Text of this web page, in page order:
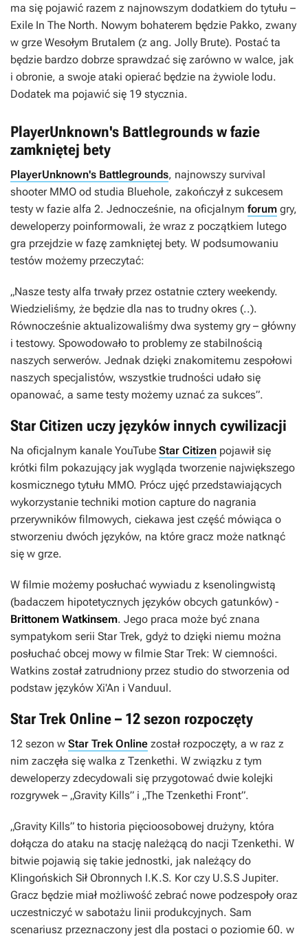
ma się pojawić razem z najnowszym dodatkiem do tytułu –
Exile In The North. Nowym bohaterem będzie Pakko, zwany
w grze Wesołym Brutalem (z ang. Jolly Brute). Postać ta
będzie bardzo dobrze sprawdzać się zarówno w walce, jak
i obronie, a swoje ataki opierać będzie na żywiole lodu.
Dodatek ma pojawić się 19 stycznia.
PlayerUnknown's Battlegrounds w fazie
zamkniętej bety
PlayerUnknown's Battlegrounds, najnowszy survival
shooter MMO od studia Bluehole, zakończył z sukcesem
testy w fazie alfa 2. Jednocześnie, na oficjalnym forum gry,
deweloperzy poinformowali, że wraz z początkiem lutego
gra przejdzie w fazę zamkniętej bety. W podsumowaniu
testów możemy przeczytać:
„Nasze testy alfa trwały przez ostatnie cztery weekendy.
Wiedzieliśmy, że będzie dla nas to trudny okres (..).
Równocześnie aktualizowaliśmy dwa systemy gry – główny
i testowy. Spowodowało to problemy ze stabilnością
naszych serwerów. Jednak dzięki znakomitemu zespołowi
naszych specjalistów, wszystkie trudności udało się
opanować, a same testy możemy uznać za sukces”.
Star Citizen uczy języków innych cywilizacji
Na oficjalnym kanale YouTube Star Citizen pojawił się
krótki film pokazujący jak wygląda tworzenie największego
kosmicznego tytułu MMO. Prócz ujęć przedstawiających
wykorzystanie techniki motion capture do nagrania
przerywników filmowych, ciekawa jest część mówiąca o
stworzeniu dwóch języków, na które gracz może natknąć
się w grze.
W filmie możemy posłuchać wywiadu z ksenolingwistą
(badaczem hipotetycznych języków obcych gatunków) -
Brittonem Watkinsem. Jego praca może być znana
sympatykom serii Star Trek, gdyż to dzięki niemu można
posłuchać obcej mowy w filmie Star Trek: W ciemności.
Watkins został zatrudniony przez studio do stworzenia od
podstaw języków Xi'An i Vanduul.
Star Trek Online – 12 sezon rozpoczęty
12 sezon w Star Trek Online został rozpoczęty, a w raz z
nim zaczęła się walka z Tzenkethi. W związku z tym
deweloperzy zdecydowali się przygotować dwie kolejki
rozgrywek – „Gravity Kills” i „The Tzenkethi Front”.
„Gravity Kills” to historia pięcioosobowej drużyny, która
dołącza do ataku na stację należącą do nacji Tzenkethi. W
bitwie pojawią się takie jednostki, jak należący do
Klingońskich Sił Obronnych I.K.S. Korczy U.S.S Jupiter.
Gracz będzie miał możliwość zebrać nowe podzespoły oraz
uczestniczyć w sabotażu linii produkcyjnych. Sam
scenariusz przeznaczony jest dla postaci o poziomie 60. w